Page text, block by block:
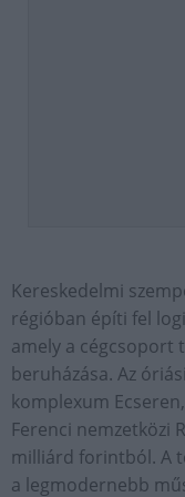
Kereskedelmi
régióban építi fel
amely a cégcsoport
beruházása. Az
komplexum
Ferenci nemzetközi
milliárd forintból. A
a legmodernebb